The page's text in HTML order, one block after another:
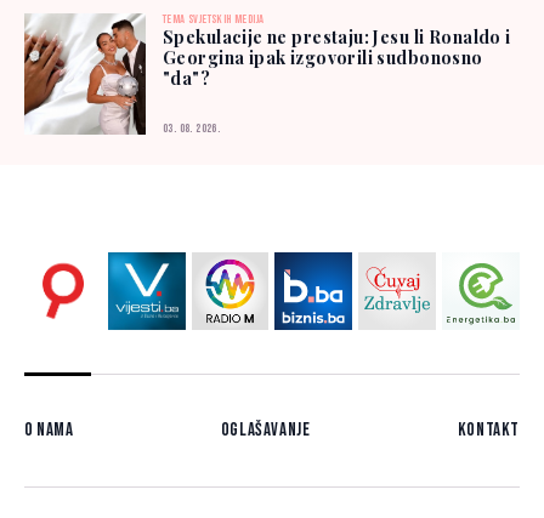
TEMA SVJETSKIH MEDIJA
Spekulacije ne prestaju: Jesu li Ronaldo i
Georgina ipak izgovorili sudbonosno
"da"?
03. 08. 2026.
O nama Oglašavanje Kontakt